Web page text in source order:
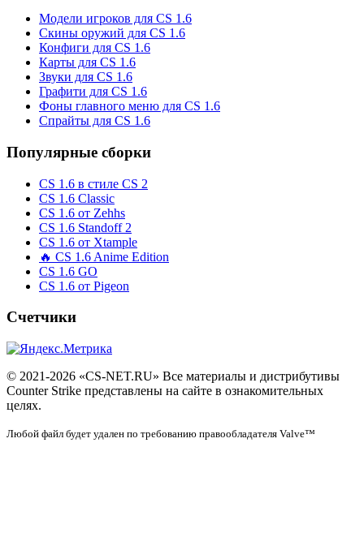
Модели игроков для CS 1.6
Скины оружий для CS 1.6
Конфиги для CS 1.6
Карты для CS 1.6
Звуки для CS 1.6
Графити для CS 1.6
Фоны главного меню для CS 1.6
Спрайты для CS 1.6
Популярные сборки
CS 1.6 в стиле CS 2
CS 1.6 Classic
CS 1.6 от Zehhs
CS 1.6 Standoff 2
CS 1.6 от Xtample
🔥 CS 1.6 Anime Edition
CS 1.6 GO
CS 1.6 от Pigeon
Счетчики
© 2021-2026 «CS-NET.RU» Все материалы и дистрибутивы
Counter Strike представлены на сайте в ознакомительных
целях.
Любой файл будет удален по требованию правообладателя Valve™